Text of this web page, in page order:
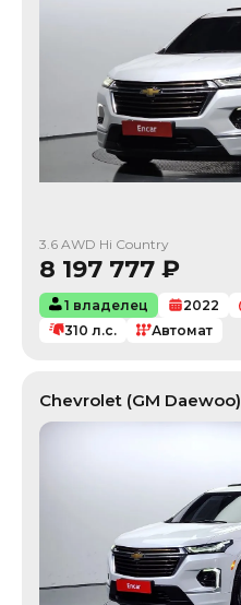
3.6 AWD Hi Country
8 197 777 ₽
1 владелец 2022
310 л.с. Автомат
Chevrolet (GM Daewoo)